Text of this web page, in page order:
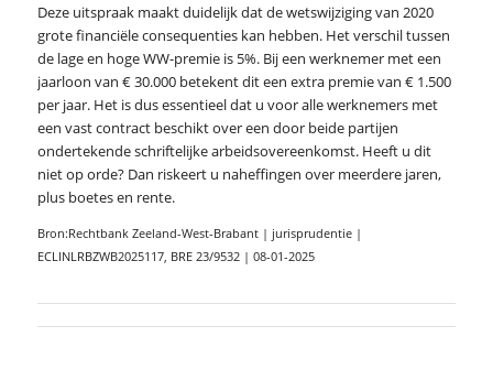
Deze uitspraak maakt duidelijk dat de wetswijziging van 2020
grote financiële consequenties kan hebben. Het verschil tussen
de lage en hoge WW-premie is 5%. Bij een werknemer met een
jaarloon van € 30.000 betekent dit een extra premie van € 1.500
per jaar. Het is dus essentieel dat u voor alle werknemers met
een vast contract beschikt over een door beide partijen
ondertekende schriftelijke arbeidsovereenkomst. Heeft u dit
niet op orde? Dan riskeert u naheffingen over meerdere jaren,
plus boetes en rente.
Bron:Rechtbank Zeeland-West-Brabant | jurisprudentie |
ECLINLRBZWB2025117, BRE 23/9532 | 08-01-2025